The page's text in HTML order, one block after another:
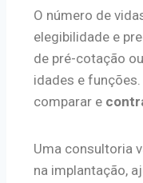
O número de
elegibilidade e
de pré-cotação
idades e
comparar e
Uma consultoria
na implantação,